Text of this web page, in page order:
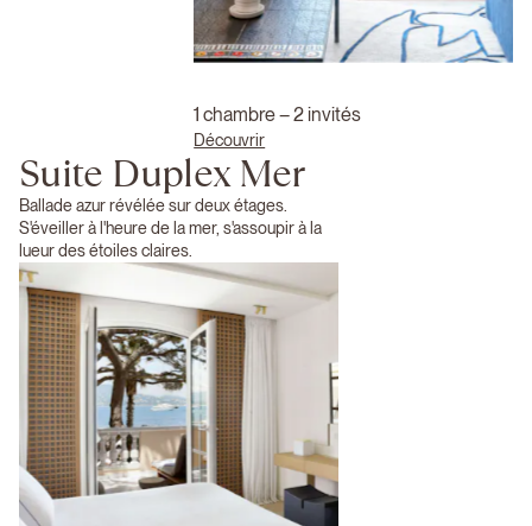
1 chambre – 2 invités
Découvrir
Suite Duplex Mer
Ballade azur révélée sur deux étages.
S'éveiller à l'heure de la mer, s'assoupir à la
lueur des étoiles claires.